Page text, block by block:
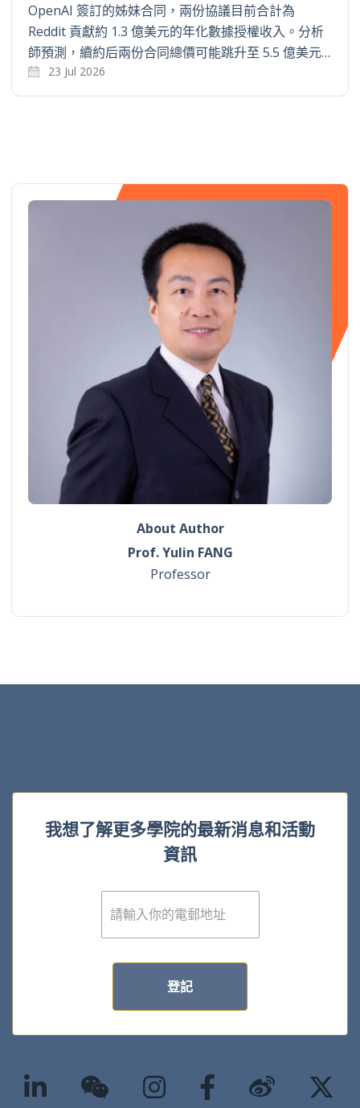
OpenAI 簽訂的姊妹合同，兩份協議目前合計為
Reddit 貢獻約 1.3 億美元的年化數據授權收入。分析
師預測，續約后兩份合同總價可能跳升至 5.5 億美元…
23 Jul 2026
About Author
Prof. Yulin FANG
Professor
我想了解更多學院的最新消息和活動
資訊
電
子
登記